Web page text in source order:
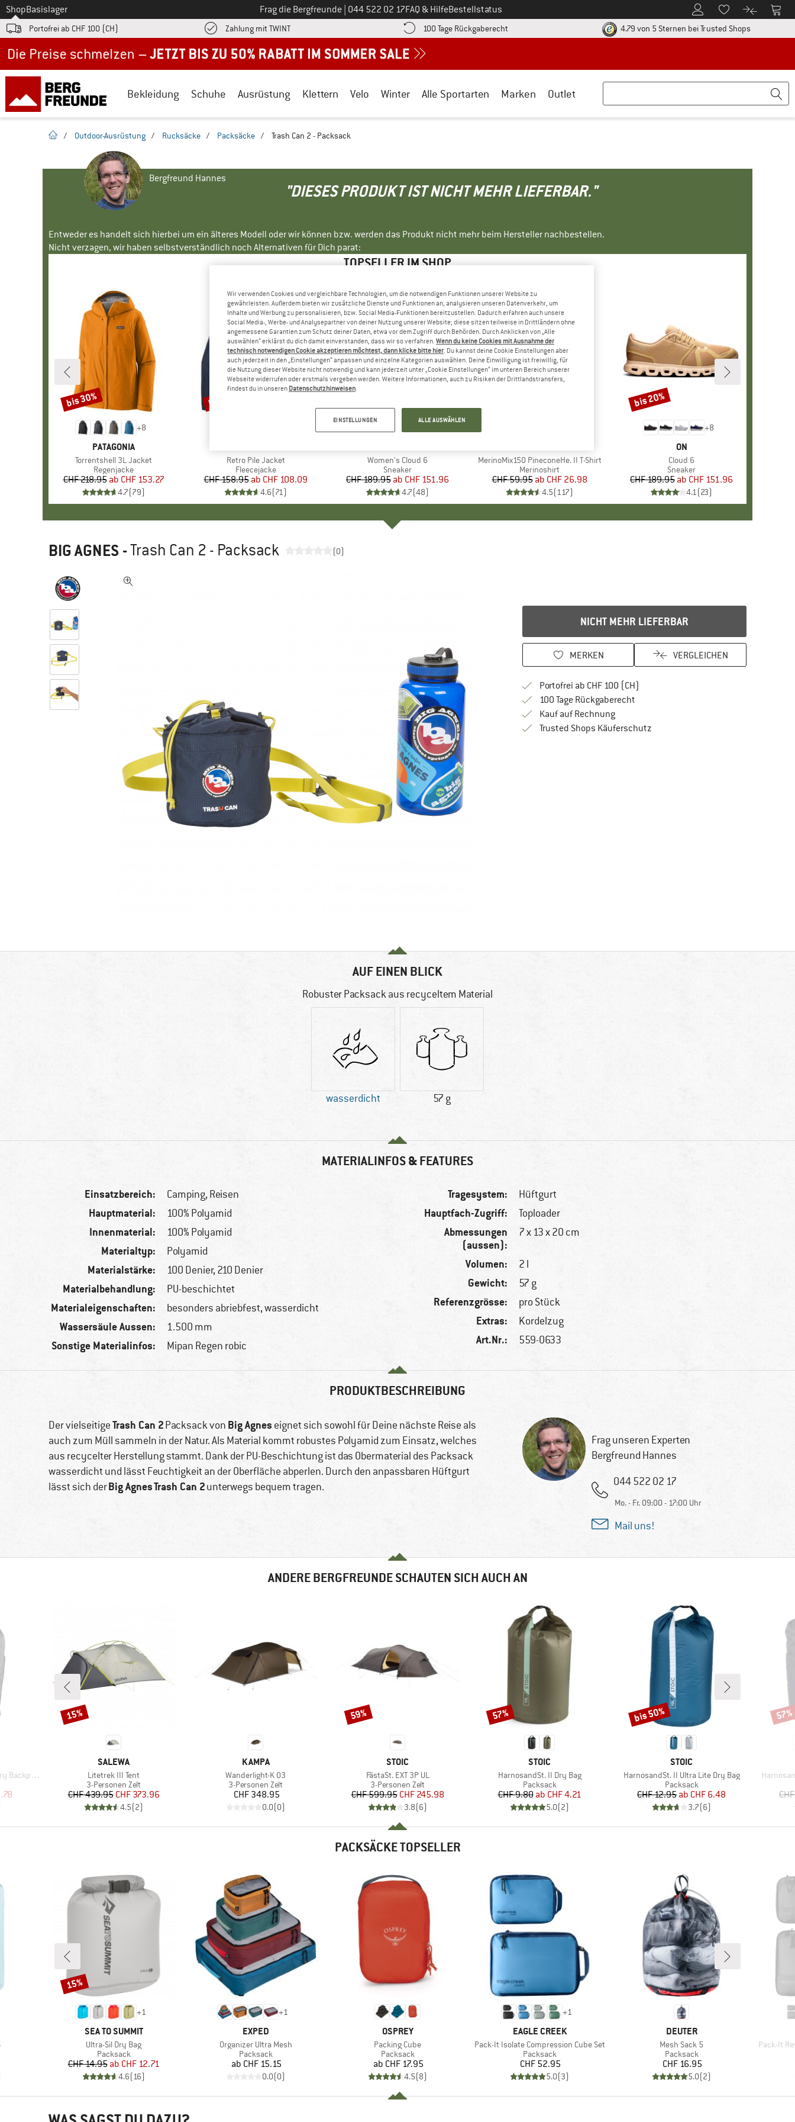
Zum
ShopBasislager Frag die Bergfreunde Ruf uns an unter
044 522 02 17FAQ & HilfeBestellstatus Zum KundenkontoZum Merkzettel.
Zum Zum
Portofrei ab CHF 100 (CH) Zahlung mit TWINTFinde die Zahlungs-Infos hier! Öffnet sich in einer Infobox
100 Tage Rückgaberecht Gehe hier zu den Rückgabe-Richtlinien Öffnet sich in einer Infobox
4.79 von 5 Sternen bei Trusted ShopsFinde alle
Bekleidung Schuhe Ausrüstung Klettern Velo Winter Alle Sportarten Marken Outlet
Startseite
/ Outdoor-Ausrüstung / Rucksäcke / Packsäcke / Trash Can 2 - Packsack
Bergfreund Hannes
"DIESES PRODUKT IST NICHT MEHR LIEFERBAR."
Entweder es handelt sich hierbei um ein älteres Modell oder wir können bzw. werden das Produkt nicht mehr beim Hersteller nachbestellen.
Nicht verzagen, wir haben selbstverständlich noch Alternativen für Dich parat:
TOPSELLER IM SHOP
+8
MARKE
PATAGONIA
Artikel
Torrentshell 3L Jacket
Produktgruppe
Regenjacke
Preis
CHF 218.95 reduzierter Preis
ab CHF 153.27
4.7(79)
Rabatt
bis 30%
Artikel
Retro Pile Jacket
Produktgruppe
Fleecejacke
Preis
CHF 158.95 reduzierter Preis
ab CHF 108.09
4.6(71)
Rabatt
bis 32%
Artikel
Women's Cloud 6
Produktgruppe
Sneaker
Preis
CHF 189.95 reduzierter Preis
ab CHF 151.96
4.7(48)
Artikel
MerinoMix150 PineconeHe. II T-Shirt
Produktgruppe
Merinoshirt
Preis
CHF 59.95 reduzierter Preis
ab CHF 26.98
4.5(117)
+8
MARKE
ON
Artikel
Cloud 6
Produktgruppe
Sneaker
Preis
CHF 189.95 reduzierter Preis
ab CHF 151.96
4.1(23)
Rabatt
bis 20%
BIG AGNES -Trash Can 2 - Packsack (0)
NICHT MEHR LIEFERBAR
MERKEN VERGLEICHEN
Portofrei ab CHF 100 (CH)
100 Tage RückgaberechtGehe hier zu den Rückgabe-Richtlinien
Kauf auf RechnungFinde die Zahlungs-Infos hier! Öffnet sich in
Trusted Shops KäuferschutzFinde alle Infos hier!
AUF EINEN BLICK
Robuster Packsack aus recyceltem Material
wasserdicht 57 g
MATERIALINFOS & FEATURES
Einsatzbereich: Camping, Reisen
Hauptmaterial: 100% Polyamid
Innenmaterial: 100% Polyamid
Materialtyp: Polyamid
Materialstärke: 100 Denier, 210 Denier
Materialbehandlung: PU-beschichtet
Materialeigenschaften: besonders abriebfest, wasserdicht
Wassersäule Aussen: 1.500 mm
Sonstige Materialinfos: Mipan Regen robic
Tragesystem: Hüftgurt
Hauptfach-Zugriff: Toploader
Abmessungen
(aussen):
7 x 13 x 20 cm
Volumen: 2 l
Gewicht: 57 g
Referenzgrösse: pro Stück
Extras: Kordelzug
Art.Nr.: 559-0633
PRODUKTBESCHREIBUNG
Der vielseitigeTrash Can 2Packsack von Big Agnes eignet sich sowohl für Deine nächste Reise als
auch zum Müll sammeln in der Natur. Als Material kommt robustes Polyamid zum Einsatz, welches
aus recycelter Herstellung stammt. Dank der PU-Beschichtung ist das Obermaterial des Packsack
wasserdicht und lässt Feuchtigkeit an der Oberfläche abperlen. Durch den anpassbaren Hüftgurt
lässt sich derBig AgnesTrash Can 2unterwegs bequem tragen.
Frag unseren Experten
Bergfreund Hannes
044 522 02 17
Mo. - Fr. 09:00 - 17:00 Uhr
Mail uns!
ANDERE BERGFREUNDE SCHAUTEN SICH AUCH AN
Preis
MARKE
SALEWA
Artikel
Litetrek III Tent
Produktgruppe
3-Personen Zelt
Preis
CHF 439.95reduzierter Preis
CHF 373.96
4.5(2)
Rabatt
15%
MARKE
KAMPA
Artikel
Wanderlight-K 03
Produktgruppe
3-Personen Zelt
Preis
CHF 348.95
0.0(0)
MARKE
STOIC
Artikel
FästaSt. EXT 3P UL
Produktgruppe
3-Personen Zelt
Preis
CHF 599.95reduzierter Preis
CHF 245.98
3.8(6)
Rabatt
59%
MARKE
STOIC
Artikel
HarnosandSt. II Dry Bag
Produktgruppe
Packsack
Preis
CHF 9.80 reduzierter Preis
ab CHF 4.21
5.0(2)
Rabatt
57%
MARKE
STOIC
Artikel
HarnosandSt. II Ultra Lite Dry Bag
Produktgruppe
Packsack
Preis
CHF 12.95 reduzierter Preis
ab CHF 6.48
3.7(6)
Rabatt
bis 50%
Artikel
57%
PACKSÄCKE TOPSELLER
+1
MARKE
SEA TO SUMMIT
Artikel
Ultra-Sil Dry Bag
Produktgruppe
Packsack
Preis
CHF 14.95 reduzierter Preis
ab CHF 12.71
4.6(16)
Rabatt
15%
+1
MARKE
EXPED
Artikel
Organizer Ultra Mesh
Produktgruppe
Packsack
Preis
ab CHF 15.15
0.0(0)
MARKE
OSPREY
Artikel
Packing Cube
Produktgruppe
Packsack
Preis
ab CHF 17.95
4.5(8)
+1
MARKE
EAGLE CREEK
Artikel
Pack-It Isolate Compression Cube Set
Produktgruppe
Packsack
Preis
CHF 52.95
5.0(3)
MARKE
DEUTER
Artikel
Mesh Sack 5
Produktgruppe
Packsack
Preis
CHF 16.95
5.0(2)
Artikel
Pack-It
Wir verwenden Cookies und vergleichbare Technologien, um die notwendigen Funktionen unserer Website zu
gewährleisten. Außerdem bieten wir zusätzliche Dienste und Funktionen an, analysieren unseren Datenverkehr, um
Inhalte und Werbung zu personalisieren, bzw. Social Media-Funktionen bereitzustellen. Dadurch erfahren auch unsere
Social Media-, Werbe- und Analysepartner von deiner Nutzung unserer Website; diese sitzen teilweise in Drittländern ohne
angemessene Garantien zum Schutz deiner Daten, etwa vor dem Zugriff durch Behörden. Durch Anklicken von „Alle
auswählen“ erklärst du dich damit einverstanden, dass wir so verfahren. Wenn du keine Cookies mit Ausnahme der
technisch notwendigen Cookie akzeptieren möchtest, dann klicke bitte hier. Du kannst deine Cookie Einstellungen aber
auch jederzeit in den „Einstellungen“ anpassen und einzelne Kategorien auswählen. Deine Einwilligung ist freiwillig, für
die Nutzung dieser Website nicht notwendig und kann jederzeit unter „Cookie Einstellungen“ im unteren Bereich unserer
Webseite widerrufen oder erstmals vergeben werden. Weitere Informationen, auch zu Risiken der Drittlandstransfers,
findest du in unseren Datenschutzhinweisen.
EINSTELLUNGEN ALLE AUSWÄHLEN